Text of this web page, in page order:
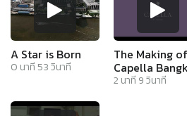
A Star is Born
0 นาที 53วินาที
The Making of
Capella
- Part 3
2 นาที 9วินาที